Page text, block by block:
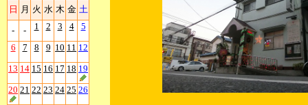
日 月 火 水 木 金 土
- - 1 2 3 4 5
6 7 8 9 10 11 12
13 14 15 16 17 18 19
20 21 22 23 24 25 26